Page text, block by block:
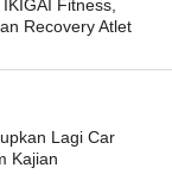
Fitness,
Recovery Atlet
Lagi Car
Kajian